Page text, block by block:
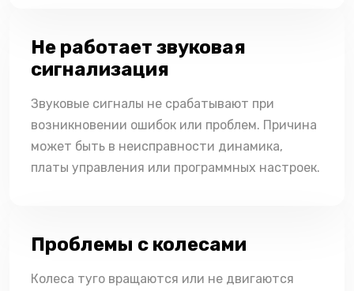
Не работает звуковая
сигнализация
Звуковые сигналы не срабатывают при
возникновении ошибок или проблем. Причина
может быть в неисправности динамика,
платы управления или программных настроек.
Проблемы с колесами
Колеса туго вращаются или не двигаются